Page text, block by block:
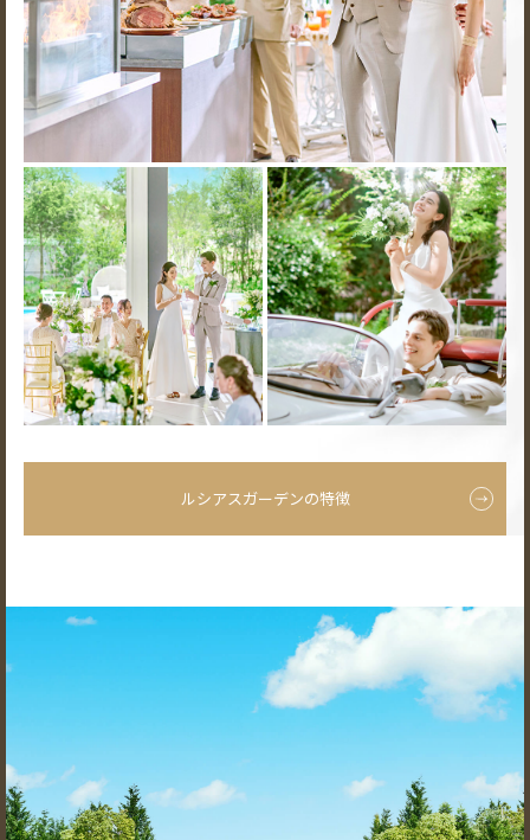
ルシアスガーデンの特徴